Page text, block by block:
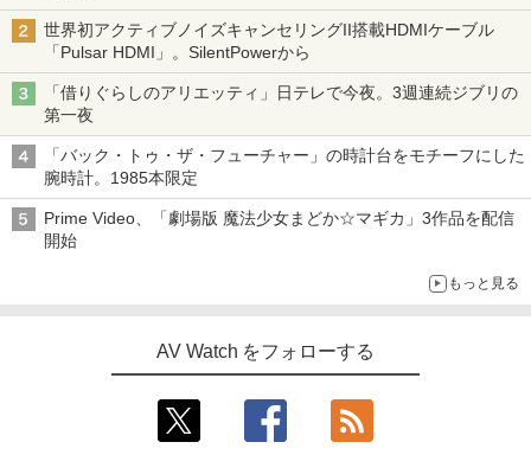
世界初アクティブノイズキャンセリングII搭載HDMIケーブル
「Pulsar HDMI」。SilentPowerから
「借りぐらしのアリエッティ」日テレで今夜。3週連続ジブリの
第一夜
「バック・トゥ・ザ・フューチャー」の時計台をモチーフにした
腕時計。1985本限定
Prime Video、「劇場版 魔法少女まどか☆マギカ」3作品を配信
開始
もっと見る
AV Watch をフォローする